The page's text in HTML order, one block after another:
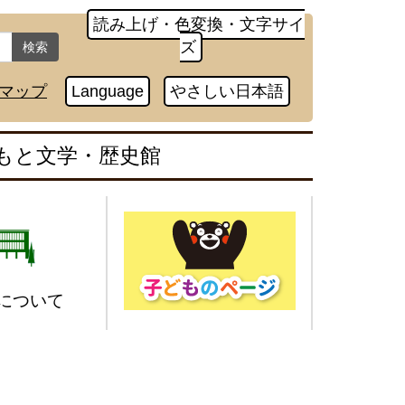
検索
読み上げ・色変換・文字サイ
ズ
ップ Language やさしい日本語
と文学・歴史館
ついて